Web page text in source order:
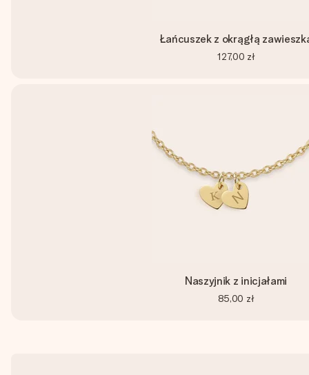
Łańcuszek z okrągłą
127,00 zł
Naszyjnik z inicjałami
85,00 zł